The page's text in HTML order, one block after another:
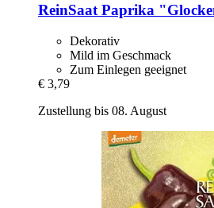
ReinSaat Paprika
Dekorativ
Mild im Geschmack
Zum Einlegen geeignet
€ 3,79
Zustellung bis 08. August